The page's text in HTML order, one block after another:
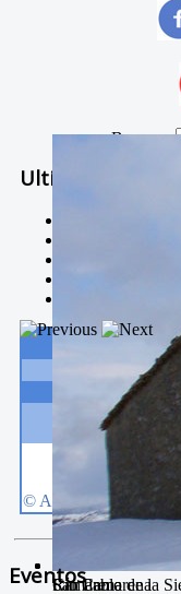
Buscar...
Camarena de la
Río Camarena
San Pablo
Ultimas Noticias
La estación de
Larga vida a las
Eventos